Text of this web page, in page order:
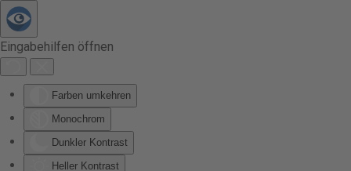
Eingabehilfen öffnen
Farben umkehren
Monochrom
Dunkler Kontrast
Heller Kontrast
Zum Hauptinhalt springen